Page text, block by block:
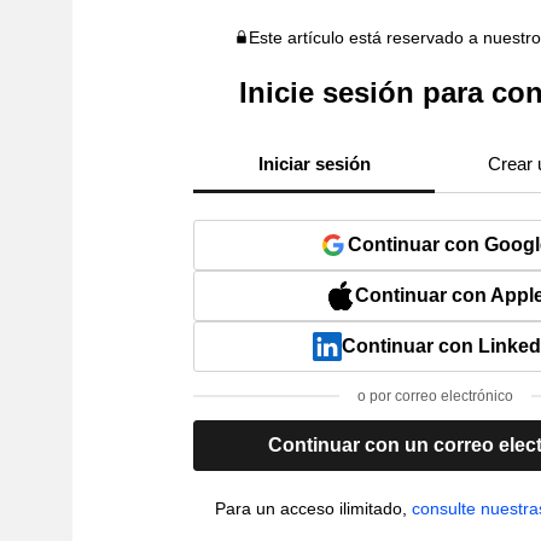
Este artículo está reservado a
Inicie sesión para
Iniciar sesión Crear
Continuar con
Continuar con
Continuar con
o por correo electrónico
Continuar con un correo
Para un acceso ilimitado, consulte